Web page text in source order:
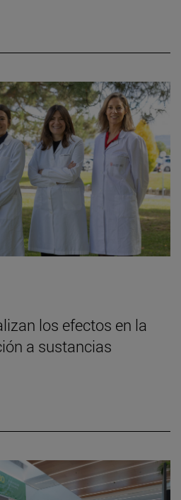
los efectos en la
a sustancias